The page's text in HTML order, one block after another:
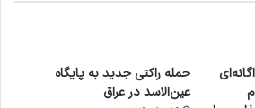
حمله راکتی جدید به پایگاه
عین‌الاسد در عراق